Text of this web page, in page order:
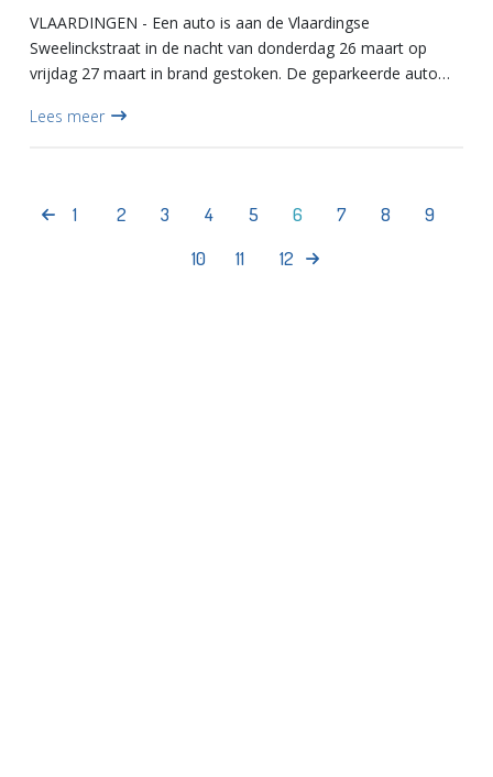
VLAARDINGEN - Een auto is aan de Vlaardingse
Sweelinckstraat in de nacht van donderdag 26 maart op
vrijdag 27 maart in brand gestoken. De geparkeerde auto
eerst door een man...
Lees meer
1 2 3 4 5 6 7 8
9
10
11 12